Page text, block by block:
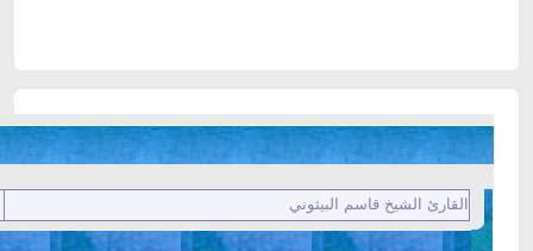
القارئ الشيخ قاسم البيثوني